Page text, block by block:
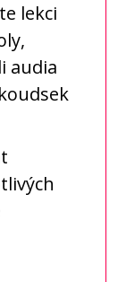
lekci
audia